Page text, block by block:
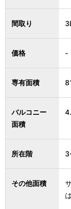
間取り
価格 -
専有面積
バルコニー
面積
所在階
その他面積